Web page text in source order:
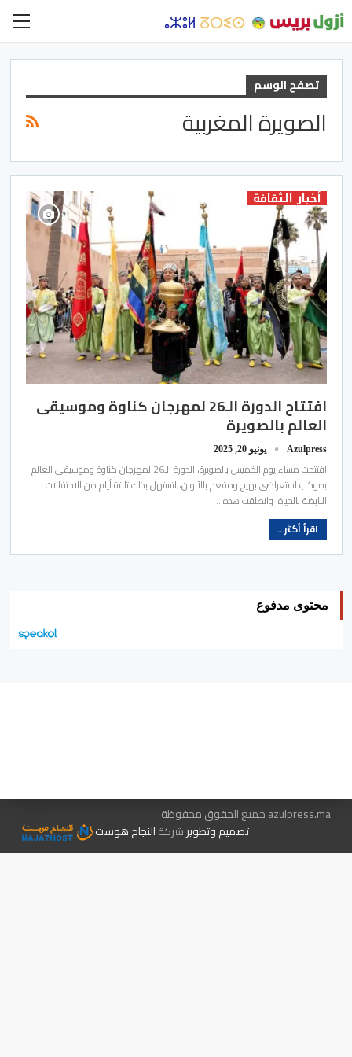
تصفح الوسم
الصويرة المغربية
أخبار الثقافة
افتتاح الدورة الـ26 لمهرجان كناوة وموسيقى
العالم بالصويرة
Azulpress يونيو 20, 2025
افتتحت مساء يوم الخميس بالصويرة، الدورة الـ26 لمهرجان كناوة وموسيقى العالم
بموكب استعراضي بهيج ومفعم بالألوان، لتستهل بذلك ثلاثة أيام من الاحتفالات
النابضة بالحياة. وانطلقت هذه…
اقرأ أكثر...
محتوى مدفوع
azulpress.ma جميع الحقوق محفوظة
تصميم وتطويرشركةالنجاح هوست